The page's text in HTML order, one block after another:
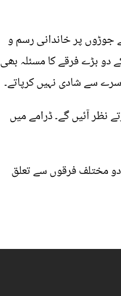
جوڑوں پر خاندانی رسم و
دو بڑے فرقے کا مسئلہ بھی
سے شادی نہیں کرپاتے۔
نظر آئیں گے۔ ڈرامے میں
مختلف فرقوں سے تعلق